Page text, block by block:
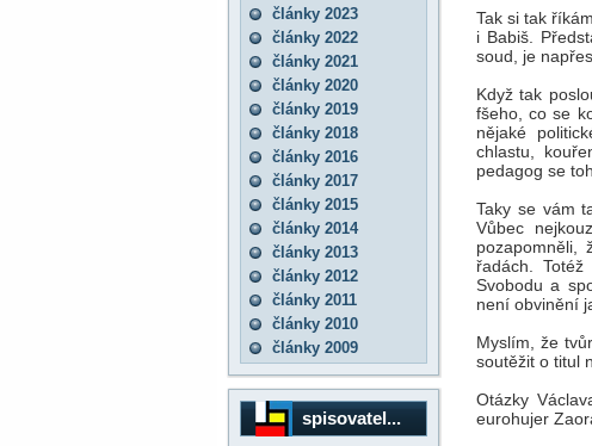
články 2023
články 2022
články 2021
články 2020
články 2019
články 2018
články 2016
články 2017
články 2015
články 2014
články 2013
články 2012
články 2011
články 2010
články 2009
spisovatel...
Tak si tak
i Babiš.
soud, je
Když tak
fšeho, co se
nějaké
chlastu,
pedagog se
Taky se vám
Vůbec
pozapomněli,
řadách.
Svobodu a
není obvinění
Myslím, že
soutěžit o titul
Otázky
eurohujer